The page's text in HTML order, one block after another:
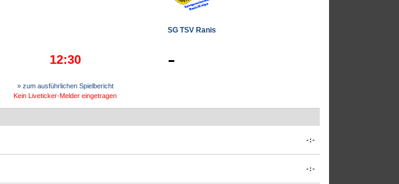
SG TSV Ranis
12:30 -
» zum ausführlichen Spielbericht
Kein Liveticker-Melder eingetragen
-:-
-:-